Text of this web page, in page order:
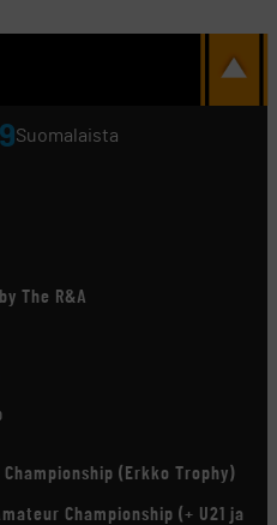
9Suomalaista
The R&A
(Erkko Trophy)
Championship (+ U21 ja